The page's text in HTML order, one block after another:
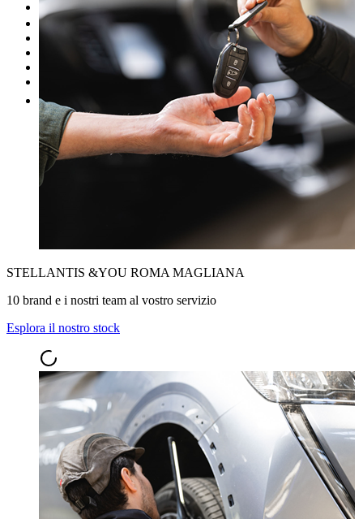
Usato
Le nostre offerte
I nostri brand
Altro
STELLANTIS &YOU ROMA MAGLIANA
10 brand e i nostri team al vostro servizio
Esplora il nostro stock